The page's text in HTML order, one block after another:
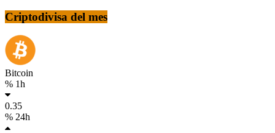
Criptodivisa del mes
Bitcoin
% 1h
0.35
% 24h